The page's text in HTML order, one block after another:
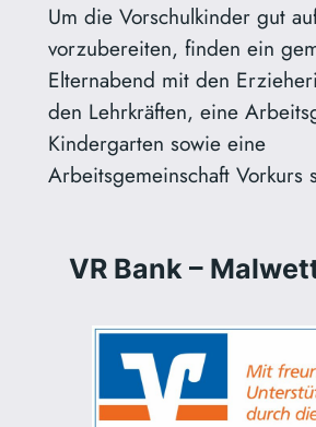
Um die Vorschulkinder gut
vorzubereiten, finden ein
Elternabend mit den
den Lehrkräften, eine
Kindergarten sowie eine
Arbeitsgemeinschaft Vorkurs
VR Bank –